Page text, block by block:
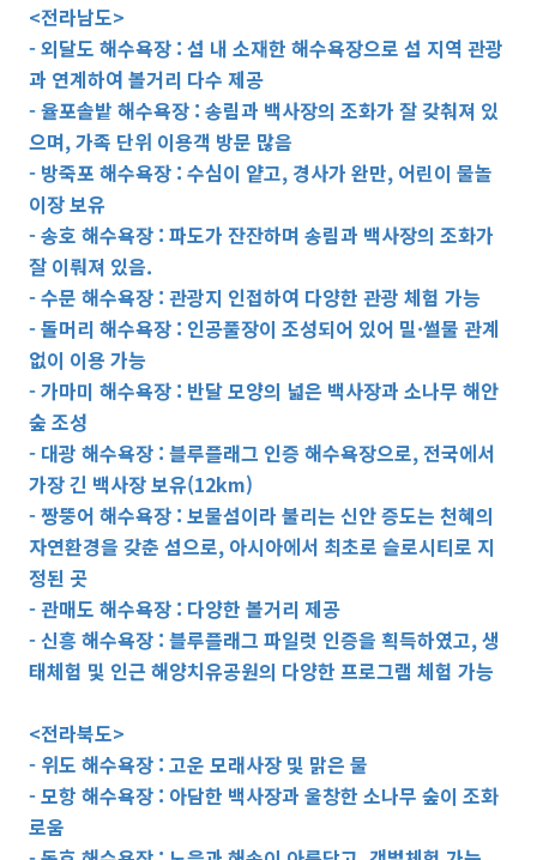
<전라남도>
- 외달도 해수욕장 : 섬 내 소재한 해수욕장으로 섬 지역 관광
과 연계하여 볼거리 다수 제공
- 율포솔밭 해수욕장 : 송림과 백사장의 조화가 잘 갖춰져 있
으며, 가족 단위 이용객 방문 많음
- 방죽포 해수욕장 : 수심이 얕고, 경사가 완만, 어린이 물놀
이장 보유
- 송호 해수욕장 : 파도가 잔잔하며 송림과 백사장의 조화가
잘 이뤄져 있음.
- 수문 해수욕장 : 관광지 인접하여 다양한 관광 체험 가능
- 돌머리 해수욕장 : 인공풀장이 조성되어 있어 밀·썰물 관계
없이 이용 가능
- 가마미 해수욕장 : 반달 모양의 넓은 백사장과 소나무 해안
숲 조성
- 대광 해수욕장 : 블루플래그 인증 해수욕장으로, 전국에서
가장 긴 백사장 보유(12km)
- 짱뚱어 해수욕장 : 보물섬이라 불리는 신안 증도는 천혜의
자연환경을 갖춘 섬으로, 아시아에서 최초로 슬로시티로 지
정된 곳
- 관매도 해수욕장 : 다양한 볼거리 제공
- 신흥 해수욕장 : 블루플래그 파일럿 인증을 획득하였고, 생
태체험 및 인근 해양치유공원의 다양한 프로그램 체험 가능
<전라북도>
- 위도 해수욕장 : 고운 모래사장 및 맑은 물
- 모항 해수욕장 : 아담한 백사장과 울창한 소나무 숲이 조화
로움